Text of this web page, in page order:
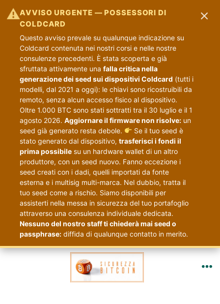
⚠AVVISO URGENTE — POSSESSORI DI
COLDCARD
Questo avviso prevale su qualunque indicazione su
Coldcard contenuta nei nostri corsi e nelle nostre
consulenze precedenti. È stata scoperta e già
sfruttata attivamente una falla critica nella
generazione dei seed sui dispositivi Coldcard (tutti i
modelli, dal 2021 a oggi): le chiavi sono ricostruibili da
remoto, senza alcun accesso fisico al dispositivo.
Oltre 1.000 BTC sono stati sottratti tra il 30 luglio e il 1
agosto 2026. Aggiornare il firmware non risolve: un
seed già generato resta debole.
Se il tuo seed è
stato generato dal dispositivo, trasferisci i fondi il
prima possibile su un hardware wallet di un altro
produttore, con un seed nuovo. Fanno eccezione i
seed creati con i dadi, quelli importati da fonte
esterna e i multisig multi-marca. Nel dubbio, tratta il
tuo seed come a rischio. Siamo disponibili per
assisterti nella messa in sicurezza del tuo portafoglio
attraverso una consulenza individuale dedicata.
Nessuno del nostro staff ti chiederà mai seed o
passphrase: diffida di qualunque contatto in merito.
×
Passa